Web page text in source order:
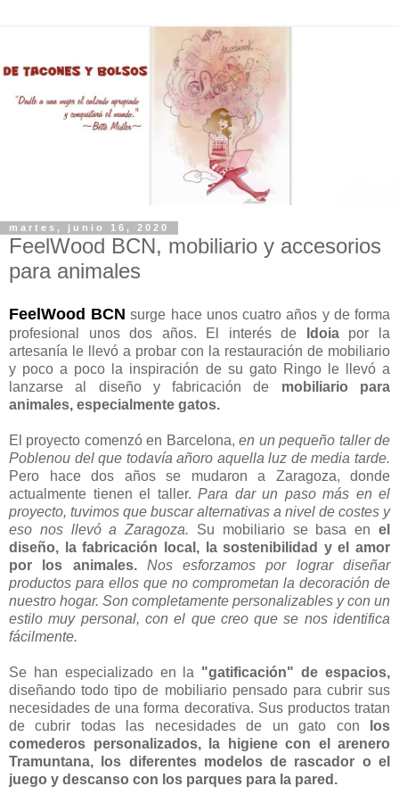
martes, junio 16, 2020
FeelWood BCN, mobiliario y accesorios
para animales
FeelWood BCN surge hace unos cuatro años y de forma
profesional unos dos años. El interés de
Idoia por la
artesanía le llevó a probar con la restauración de mobiliario
y poco a poco la inspiración de su gato Ringo le llevó a
lanzarse al diseño y fabricación de mobiliario para
animales, especialmente gatos.
El proyecto comenzó en Barcelona,en un pequeño taller de
Poblenou del que todavía añoro aquella luz de media tarde.
Pero hace dos años se mudaron a Zaragoza, donde
actualmente tienen el taller. Para dar un paso más en el
proyecto, tuvimos que buscar alternativas a nivel de costes y
eso nos llevó a Zaragoza. Su mobiliario se basa en el
diseño, la fabricación local,
la sostenibilidad y el amor
por los animales.
Nos esforzamos por lograr diseñar
productos para ellos que no comprometan la decoración de
nuestro hogar. Son completamente personalizables y con un
estilo muy personal, con el que creo que se nos identifica
fácilmente.
Se han especializado en la "gatificación" de espacios,
diseñando todo tipo de mobiliario pensado para cubrir sus
necesidades de una forma decorativa. Sus productos tratan
de cubrir todas las necesidades de un gato con
los
comederos personalizados, la higiene con el arenero
Tramuntana, los diferentes modelos de rascador o el
juego y descanso con los parques para la pared.